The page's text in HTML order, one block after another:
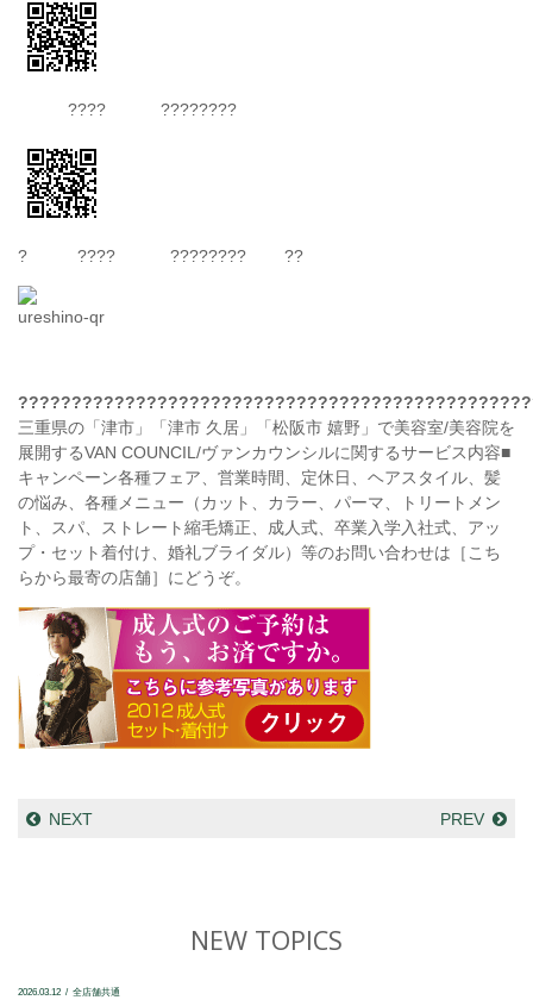
???? ????????
? ???? ???????? ??
三重県の「津市」「津市 久居」「松阪市 嬉野」で美容室/美容院を
展開するVAN COUNCIL/ヴァンカウンシルに関するサービス内容■
キャンペーン各種フェア、営業時間、定休日、ヘアスタイル、髪
の悩み、各種メニュー（カット、カラー、パーマ、トリートメン
ト、スパ、ストレート縮毛矯正、成人式、卒業入学入社式、アッ
プ・セット着付け、婚礼ブライダル）等のお問い合わせは［こち
らから最寄の店舗］にどうぞ。
NEXT PREV
NEW TOPICS
2026.03.12 全店舗共通